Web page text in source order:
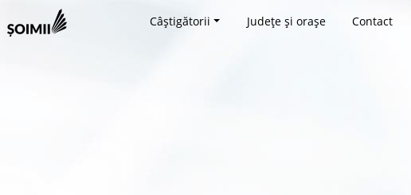
Câștigătorii Județe și orașe Contact